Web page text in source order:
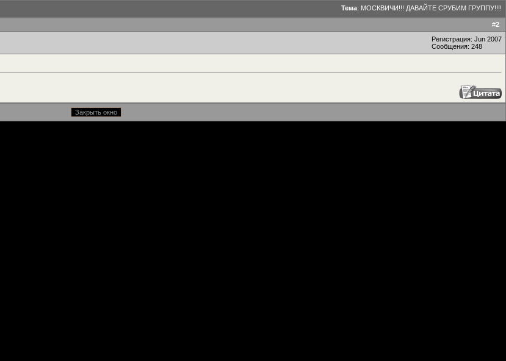
Тема: МОСКВИЧИ!!! ДАВАЙТЕ СРУБИМ ГРУППУ!!!!
#2
Регистрация: Jun 2007
Сообщения: 248